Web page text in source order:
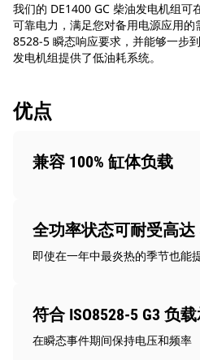
我们的 DE1400 GC 柴油发电机组可
可靠电力，满足您对备用电源应用
8528-5 瞬态响应要求，并能够一步
发电机组提供了低油耗系统。
优点
兼容 100% 缸体负载
全功率状态可耐受高达
即使在一年中最炎热的季节也能
符合 ISO8528-5 G3 负
在瞬态事件期间保持电压和频率